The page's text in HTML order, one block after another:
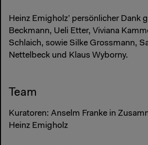
Heinz Emigholz’ persönlicher Dank
Beckmann, Ueli Etter, Viviana
Schlaich, sowie Silke Grossmann,
Nettelbeck und Klaus Wyborny.
Team
Kuratoren: Anselm Franke in
Heinz Emigholz